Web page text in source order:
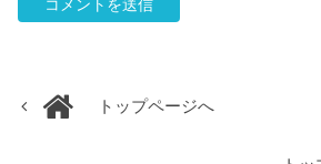
トップページへ